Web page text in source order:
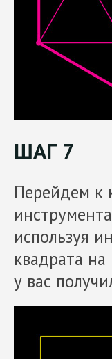
ШАГ 7
Перейдем к
используя
квадрата
у вас